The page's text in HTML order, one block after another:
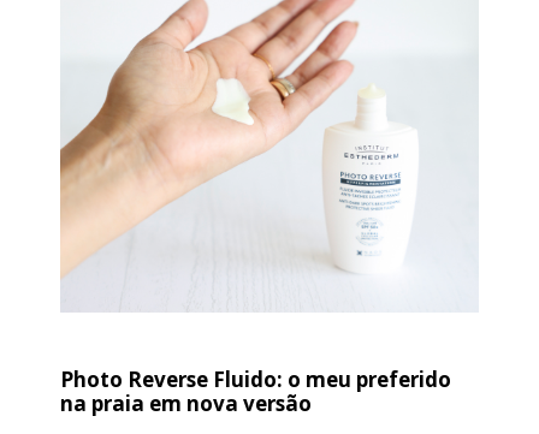
Photo Reverse Fluido: o meu preferido
na praia em nova versão